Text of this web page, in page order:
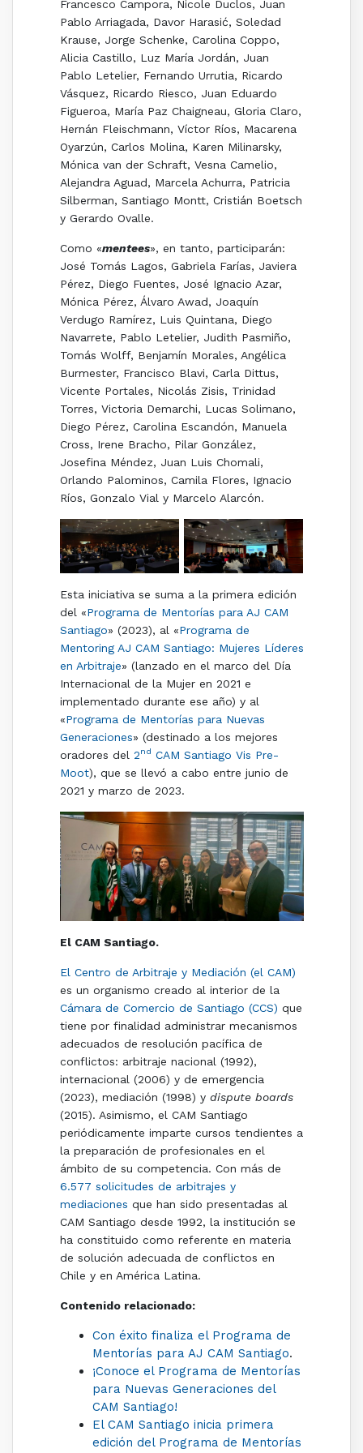
Francesco Campora, Nicole Duclos, Juan
Pablo Arriagada, Davor Harasić, Soledad
Krause, Jorge Schenke, Carolina Coppo,
Alicia Castillo, Luz María Jordán, Juan
Pablo Letelier, Fernando Urrutia, Ricardo
Vásquez, Ricardo Riesco, Juan Eduardo
Figueroa, María Paz Chaigneau, Gloria Claro,
Hernán Fleischmann, Víctor Ríos, Macarena
Oyarzún, Carlos Molina, Karen Milinarsky,
Mónica van der Schraft, Vesna Camelio,
Alejandra Aguad, Marcela Achurra, Patricia
Silberman, Santiago Montt, Cristián Boetsch
y Gerardo Ovalle.
Como «mentees», en tanto, participarán:
José Tomás Lagos, Gabriela Farías, Javiera
Pérez, Diego Fuentes, José Ignacio Azar,
Mónica Pérez, Álvaro Awad, Joaquín
Verdugo Ramírez, Luis Quintana, Diego
Navarrete, Pablo Letelier, Judith Pasmiño,
Tomás Wolff, Benjamín Morales, Angélica
Burmester, Francisco Blavi, Carla Dittus,
Vicente Portales, Nicolás Zisis, Trinidad
Torres, Victoria Demarchi, Lucas Solimano,
Diego Pérez, Carolina Escandón, Manuela
Cross, Irene Bracho, Pilar González,
Josefina Méndez, Juan Luis Chomali,
Orlando Palominos, Camila Flores, Ignacio
Ríos, Gonzalo Vial y Marcelo Alarcón.
Esta iniciativa se suma a la primera edición
del «Programa de Mentorías para AJ CAM
Santiago» (2023), al «Programa de
Mentoring AJ CAM Santiago: Mujeres Líderes
en Arbitraje» (lanzado en el marco del Día
Internacional de la Mujer en 2021 e
implementado durante ese año) y al
«Programa de Mentorías para Nuevas
Generaciones» (destinado a los mejores
oradores del 2nd CAM Santiago Vis Pre-
Moot), que se llevó a cabo entre junio de
2021 y marzo de 2023.
El CAM Santiago.
El Centro de Arbitraje y Mediación (el CAM)
es un organismo creado al interior de la
Cámara de Comercio de Santiago (CCS) que
tiene por finalidad administrar mecanismos
adecuados de resolución pacífica de
conflictos: arbitraje nacional (1992),
internacional (2006) y de emergencia
(2023), mediación (1998) y dispute boards
(2015). Asimismo, el CAM Santiago
periódicamente imparte cursos tendientes a
la preparación de profesionales en el
ámbito de su competencia. Con más de
6.577 solicitudes de arbitrajes y
mediaciones que han sido presentadas al
CAM Santiago desde 1992, la institución se
ha constituido como referente en materia
de solución adecuada de conflictos en
Chile y en América Latina.
Contenido relacionado:
Con éxito finaliza el Programa de
Mentorías para AJ CAM Santiago.
¡Conoce el Programa de Mentorías
para Nuevas Generaciones del
CAM Santiago!
El CAM Santiago inicia primera
edición del Programa de Mentorías